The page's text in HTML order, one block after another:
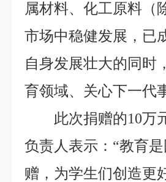
属材料、化工原料（
市场中稳健发展，已
自身发展壮大的同时
育领域、关心下一代
此次捐赠的10万
负责人表示：“教育
赠，为学生们创造更